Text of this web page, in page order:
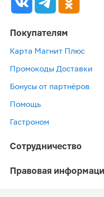
Покупателям
Карта Магнит Плюс
Промокоды Доставки
Бонусы от партнёров
Помощь
Гастроном
Сотрудничество
Правовая